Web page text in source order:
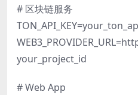
# 区块链服务
your_project_id
# Web App